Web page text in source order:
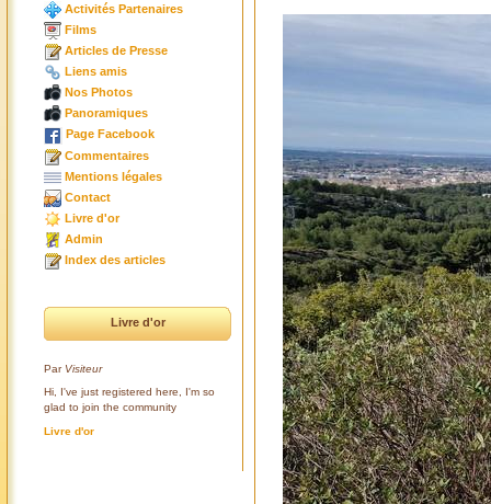
Activités Partenaires
Films
Articles de Presse
Liens amis
Nos Photos
Panoramiques
Page Facebook
Commentaires
Mentions légales
Contact
Livre d'or
Admin
Index des articles
Livre d'or
Par Visiteur
Hi, I've just registered here, I'm so
glad to join the community
Livre d'or